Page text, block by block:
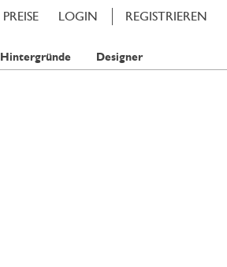
LOGIN REGISTRIEREN
PREISE
Hintergründe Designer